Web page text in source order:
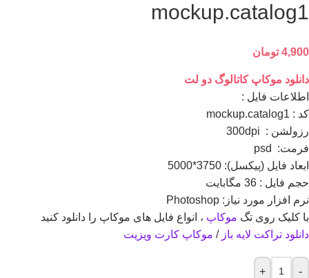
mockup.catalog1
4,900 تومان
دانلود موکاپ کاتالوگ دو لت
اطلاعات فايل :
کد : mockup.catalog1
رزولشن : 300dpi
فرمت: psd
ابعاد فايل (پيکسل): 3750*5000
حجم فايل : 36 مگابایت
نرم افزار مورد نياز: Photoshop
با کلیک روی تگ موکاپ ، انواع فایل های موکاپ را دانلود کنید
دانلود تراکت لایه باز / موکاپ کارت ویزیت
-
+